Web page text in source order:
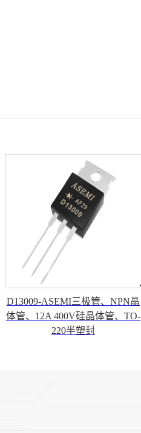
D13009-ASEMI三极管、NPN晶
体管、12A 400V硅晶体管、TO-
220半塑封